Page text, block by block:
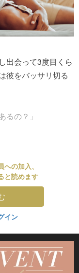
出会って3度目くら
彼をバッサリ切る
るの？」
の加入、
と読めます
イン